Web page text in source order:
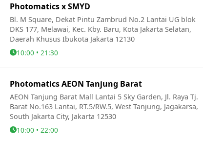
Photomatics x SMYD
Bl. M Square, Dekat Pintu Zambrud No.2 Lantai UG blok
DKS 177, Melawai, Kec. Kby. Baru, Kota Jakarta Selatan,
Daerah Khusus Ibukota Jakarta 12130
10:00 • 21:30
Photomatics AEON Tanjung Barat
AEON Tanjung Barat Mall Lantai 5 Sky Garden, Jl. Raya Tj.
Barat No.163 Lantai, RT.5/RW.5, West Tanjung, Jagakarsa,
South Jakarta City, Jakarta 12530
10:00 • 22:00